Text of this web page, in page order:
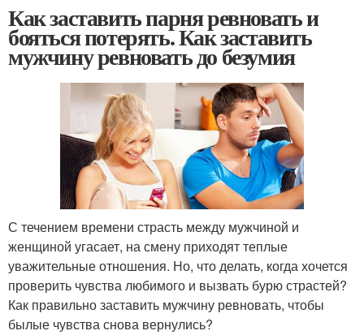
Как заставить парня ревновать и
бояться потерять. Как заставить
мужчину ревновать до безумия
С течением времени страсть между мужчиной и
женщиной угасает, на смену приходят теплые
уважительные отношения. Но, что делать, когда хочется
проверить чувства любимого и вызвать бурю страстей?
Как правильно заставить мужчину ревновать, чтобы
былые чувства снова вернулись?